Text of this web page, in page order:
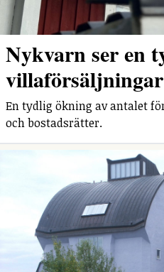
Nykvarn ser en
villaförsäljningar
En tydlig ökning av antalet
och bostadsrätter.